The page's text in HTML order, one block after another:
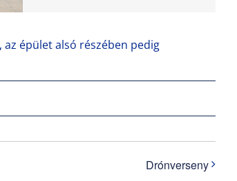
épület alsó részében pedig
Drónverseny